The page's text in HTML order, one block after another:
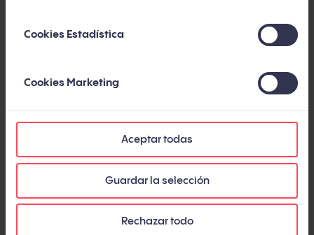
Cookies Estadística
Cookies Marketing
Aceptar todas
Guardar la selección
Rechazar todo
del dominio o subdominio en
los informes
Si vas al apartado de "Informes" de la vista principal
(todos los datos de sitios web), y en el menú de la